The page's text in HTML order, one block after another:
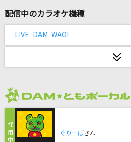
B'z
No title
岩崎宏美(益田宏美)
[生音]恋におちて-Fall in love-
小林明子
配信中のカラオケ機種
LIVE DAM WAO!
ぐりーばさん